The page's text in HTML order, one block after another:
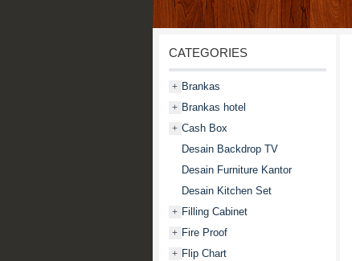
CATEGORIES
+ Brankas
+ Brankas hotel
+ Cash Box
Desain Backdrop TV
Desain Furniture Kantor
Desain Kitchen Set
+ Filling Cabinet
+ Fire Proof
+ Flip Chart